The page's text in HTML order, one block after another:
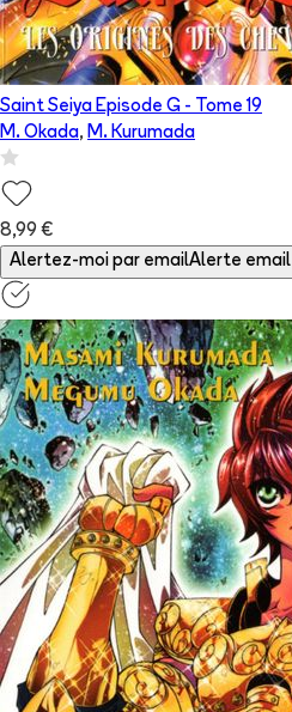
Saint Seiya Episode G - Tome 19
M. Okada, M. Kurumada
8,99 €
Alertez-moi par emailAlerte email